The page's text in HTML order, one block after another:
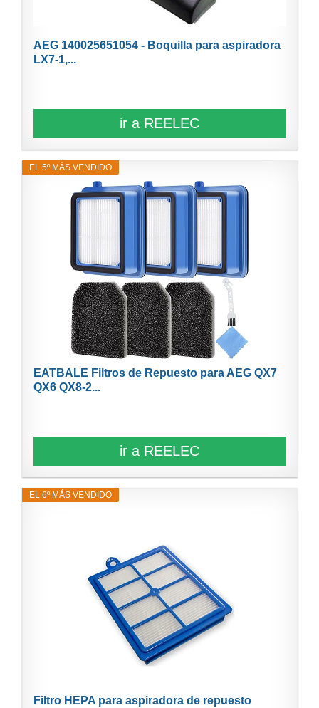
AEG 140025651054 - Boquilla para aspiradora
LX7-1,...
ir a REELEC
EL 5º MÁS VENDIDO
EATBALE Filtros de Repuesto para AEG QX7
QX6 QX8-2...
ir a REELEC
EL 6º MÁS VENDIDO
Filtro HEPA para aspiradora de repuesto